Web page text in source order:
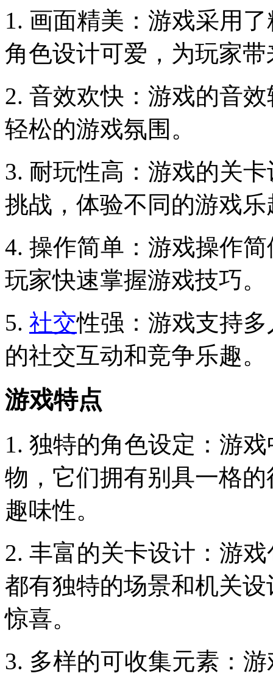
1. 画面精美：游戏采用
角色设计可爱，为玩家
2. 音效欢快：游戏的音
轻松的游戏氛围。
3. 耐玩性高：游戏的关
挑战，体验不同的游戏乐
4. 操作简单：游戏操作
玩家快速掌握游戏技巧。
5. 社交性强：游戏支持
的社交互动和竞争乐趣。
游戏特点
1. 独特的角色设定：游
物，它们拥有别具一格
趣味性。
2. 丰富的关卡设计：游
都有独特的场景和机关
惊喜。
3. 多样的可收集元素：